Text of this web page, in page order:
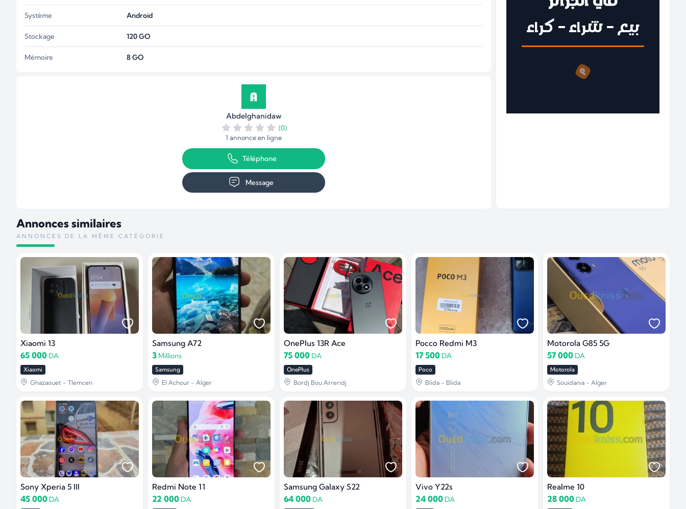
Système Android
Stockage 120GO
Mémoire 8GO
Abdelghanidaw
(0)
1 annonce en ligne
Téléphone
Message
Annonces similaires
ANNONCES DE LA MÊME CATÉGORIE
Xiaomi 13
65 000 DA
Xiaomi
Ghazaouet - Tlemcen
Samsung A72
3 Millions
Samsung
El Achour - Alger
OnePlus 13R Ace
75 000 DA
OnePlus
Bordj Bou Arreridj
Pocco Redmi M3
17 500 DA
Poco
Blida - Blida
Motorola G85 5G
57 000 DA
Motorola
Souidania - Alger
Sony Xperia 5 III
45 000 DA
Redmi Note 11
22 000 DA
Samsung Galaxy S22
64 000 DA
Vivo Y22s
24 000 DA
Realme 10
28 000 DA